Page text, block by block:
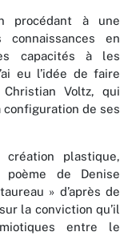
procédant à une
en
capacités à les
eu l’idée de faire
Voltz, qui
de ses
plastique,
de Denise
» d’après de
la conviction qu’il
entre le